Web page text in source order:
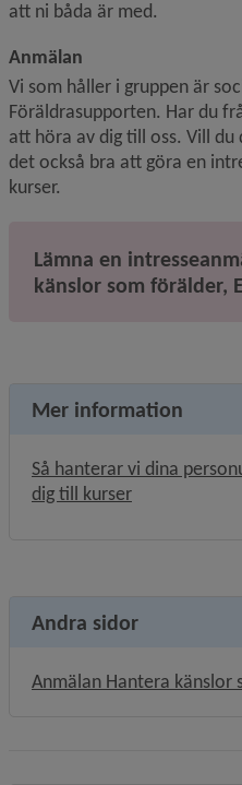
att ni båda är med.
Anmälan
Vi som håller i gruppen är
Föräldrasupporten. Har du
att höra av dig till oss. Vill
det också bra att göra en
kurser.
Lämna en
känslor som förälder,
Mer information
Så hanterar vi dina
dig till kurser
Andra sidor
Anmälan Hantera känslor